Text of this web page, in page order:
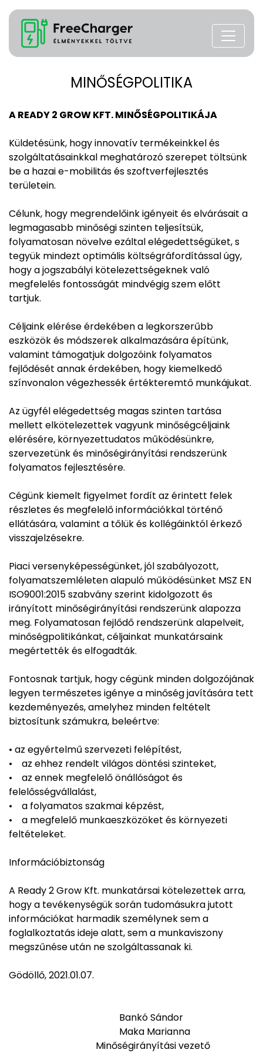
MINŐSÉGPOLITIKA
A READY 2 GROW KFT. MINŐSÉGPOLITIKÁJA
Küldetésünk, hogy innovatív termékeinkkel és
szolgáltatásainkkal meghatározó szerepet töltsünk
be a hazai e-mobilitás és szoftverfejlesztés
területein.
Célunk, hogy megrendelőink igényeit és elvárásait a
legmagasabb minőségi szinten teljesítsük,
folyamatosan növelve ezáltal elégedettségüket, s
tegyük mindezt optimális költségráfordítással úgy,
hogy a jogszabályi kötelezettségeknek való
megfelelés fontosságát mindvégig szem előtt
tartjuk.
Céljaink elérése érdekében a legkorszerűbb
eszközök és módszerek alkalmazására építünk,
valamint támogatjuk dolgozóink folyamatos
fejlődését annak érdekében, hogy kiemelkedő
színvonalon végezhessék értékteremtő munkájukat.
Az ügyfél elégedettség magas szinten tartása
mellett elkötelezettek vagyunk minőségcéljaink
elérésére, környezettudatos működésünkre,
szervezetünk és minőségirányítási rendszerünk
folyamatos fejlesztésére.
Cégünk kiemelt figyelmet fordít az érintett felek
részletes és megfelelő információkkal történő
ellátására, valamint a tőlük és kollégáinktól érkező
visszajelzésekre.
Piaci versenyképességünket, jól szabályozott,
folyamatszemléleten alapuló működésünket MSZ EN
ISO9001:2015 szabvány szerint kidolgozott és
irányított minőségirányítási rendszerünk alapozza
meg. Folyamatosan fejlődő rendszerünk alapelveit,
minőségpolitikánkat, céljainkat munkatársaink
megértették és elfogadták.
Fontosnak tartjuk, hogy cégünk minden dolgozójának
legyen természetes igénye a minőség javítására tett
kezdeményezés, amelyhez minden feltételt
biztosítunk számukra, beleértve:
• az egyértelmű szervezeti felépítést,
• az ehhez rendelt világos döntési szinteket,
• az ennek megfelelő önállóságot és
felelősségvállalást,
• a folyamatos szakmai képzést,
• a megfelelő munkaeszközöket és környezeti
feltételeket.
Információbiztonság
A Ready 2 Grow Kft. munkatársai kötelezettek arra,
hogy a tevékenységük során tudomásukra jutott
információkat harmadik személynek sem a
foglalkoztatás ideje alatt, sem a munkaviszony
megszűnése után ne szolgáltassanak ki.
Gödöllő, 2021.01.07.
Bankó Sándor
Maka Marianna
Minőségirányítási vezető